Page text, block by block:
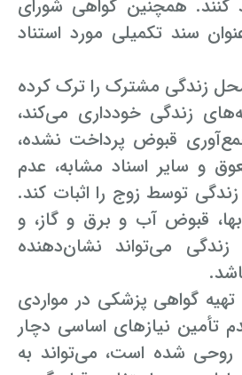
کنند. همچنین گواهی شورای
سند تکمیلی مورد استناد
زندگی مشترک را ترک کرده
زندگی خودداری می‌کند،
قبوض پرداخت نشده،
و سایر اسناد مشابه، عدم
توسط زوج را اثبات کند.
قبوض آب و برق و گاز، و
می‌تواند نشان‌دهنده
گواهی پزشکی در مواردی
تأمین نیازهای اساسی دچار
شده است، می‌تواند به